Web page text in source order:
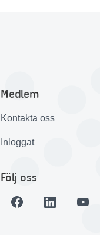
Medlem
Kontakta oss
Inloggat
Följ oss